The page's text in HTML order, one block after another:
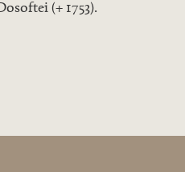
(+ 1753).